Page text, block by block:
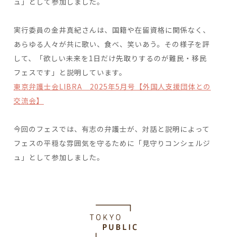
実行委員の金井真紀さんは、国籍や在留資格に関係なく、
あらゆる人々が共に歌い、食べ、笑いあう。その様子を評
して、「欲しい未来を1日だけ先取りするのが難民・移民
フェスです」と説明しています。
東京弁護士会LIBRA 2025年5月号【外国人支援団体との
交流会】
今回のフェスでは、有志の弁護士が、対話と説明によって
フェスの平穏な雰囲気を守るために「見守りコンシェルジ
ュ」として参加しました。